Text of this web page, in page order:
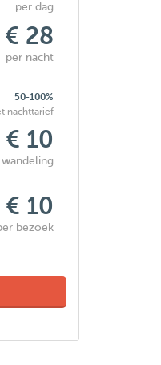
per dag
€ 28
per nacht
50-100%
nachttarief
€ 10
€ 10
bezoek